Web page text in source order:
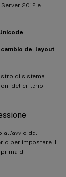
2012 e
del layout
di sistema
del criterio.
del
per impostare il
di